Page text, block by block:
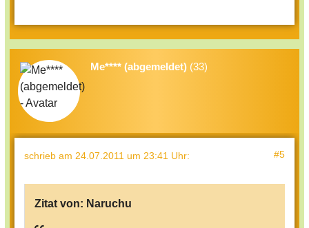
Me**** (abgemeldet) (33)
schrieb am 24.07.2011 um 23:41 Uhr: #5
Zitat von: Naruchu